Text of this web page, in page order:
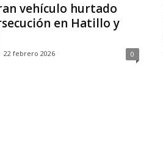
vehículo hurtado
en Hatillo y
22 febrero 2026 0